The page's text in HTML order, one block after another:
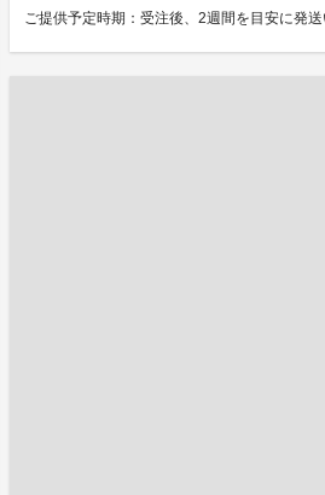
ご提供予定時期：受注後、2週間を目安に発